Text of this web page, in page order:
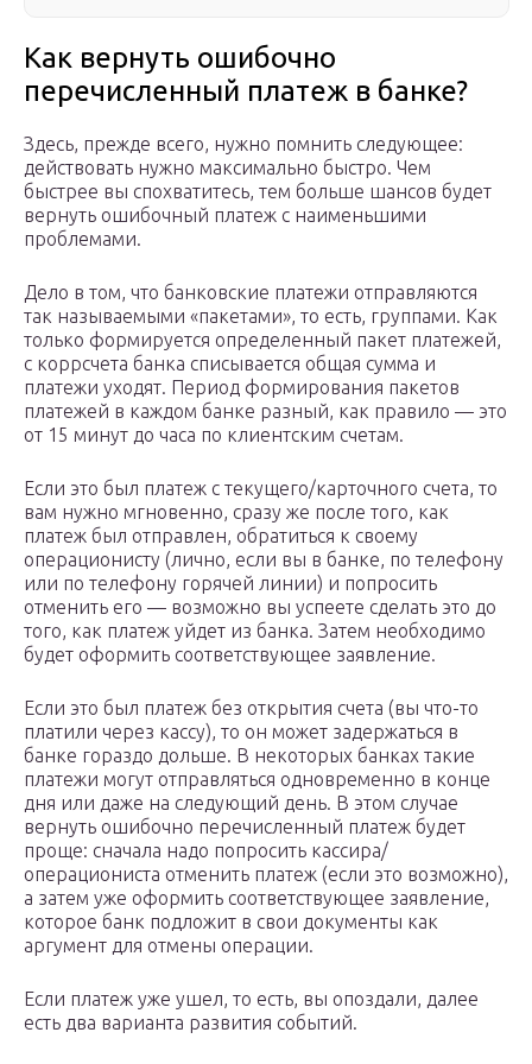
Как вернуть ошибочно
перечисленный платеж в банке?
Здесь, прежде всего, нужно помнить следующее:
действовать нужно максимально быстро. Чем
быстрее вы спохватитесь, тем больше шансов будет
вернуть ошибочный платеж с наименьшими
проблемами.
Дело в том, что банковские платежи отправляются
так называемыми «пакетами», то есть, группами. Как
только формируется определенный пакет платежей,
с коррсчета банка списывается общая сумма и
платежи уходят. Период формирования пакетов
платежей в каждом банке разный, как правило — это
от 15 минут до часа по клиентским счетам.
Если это был платеж с текущего/карточного счета, то
вам нужно мгновенно, сразу же после того, как
платеж был отправлен, обратиться к своему
операционисту (лично, если вы в банке, по телефону
или по телефону горячей линии) и попросить
отменить его — возможно вы успеете сделать это до
того, как платеж уйдет из банка. Затем необходимо
будет оформить соответствующее заявление.
Если это был платеж без открытия счета (вы что-то
платили через кассу), то он может задержаться в
банке гораздо дольше. В некоторых банках такие
платежи могут отправляться одновременно в конце
дня или даже на следующий день. В этом случае
вернуть ошибочно перечисленный платеж будет
проще: сначала надо попросить кассира/
операциониста отменить платеж (если это возможно),
а затем уже оформить соответствующее заявление,
которое банк подложит в свои документы как
аргумент для отмены операции.
Если платеж уже ушел, то есть, вы опоздали, далее
есть два варианта развития событий.